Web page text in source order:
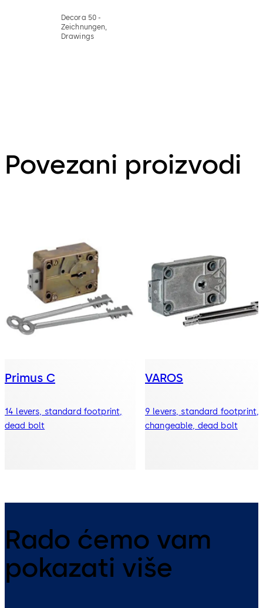
Decora 50 -
Zeichnungen,
Drawings
Povezani proizvodi
Primus C
14 levers, standard footprint,
dead bolt
VAROS
9 levers, standard footprint,
changeable, dead bolt
Rado ćemo vam
pokazati više